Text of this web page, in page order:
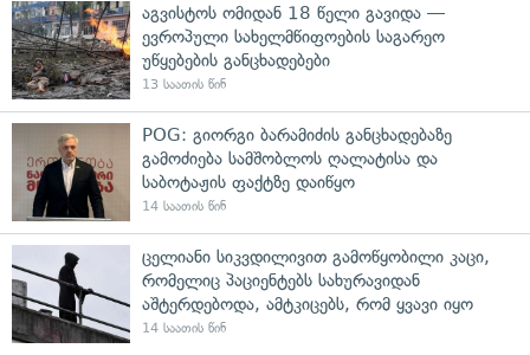
აგვისტოს ომიდან 18 წელი გავიდა —
ევროპული სახელმწიფოების საგარეო
უწყებების განცხადებები
13 საათის წინ
POG: გიორგი ბარამიძის განცხადებაზე
გამოძიება სამშობლოს ღალატისა და
საბოტაჟის ფაქტზე დაიწყო
14 საათის წინ
ცელიანი სიკვდილივით გამოწყობილი კაცი,
რომელიც პაციენტებს სახურავიდან
აშტერდებოდა, ამტკიცებს, რომ ყვავი იყო
14 საათის წინ